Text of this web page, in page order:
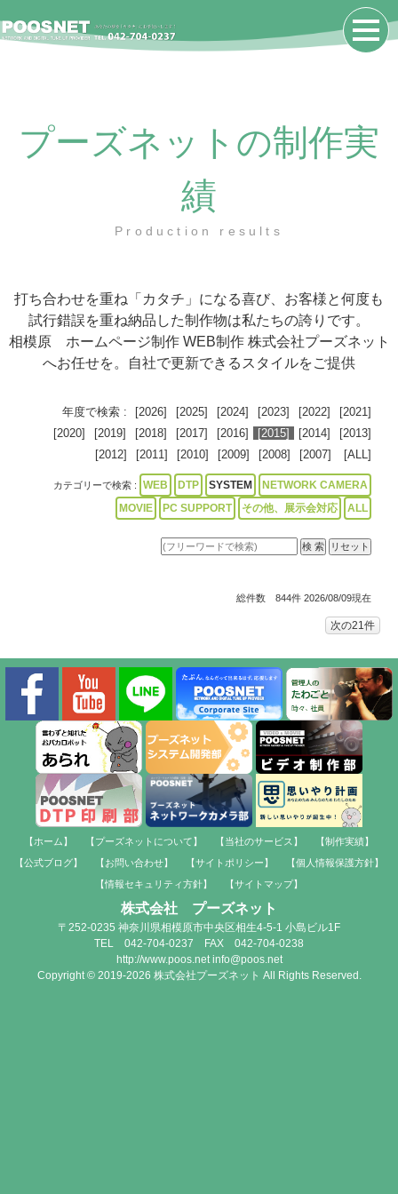
プーズネットの制作実
績
Production results
打ち合わせを重ね「カタチ」になる喜び、お客様と何度も
試行錯誤を重ね納品した制作物は私たちの誇りです。
相模原 ホームページ制作 WEB制作 株式会社プーズネット
へお任せを。自社で更新できるスタイルをご提供
年度で検索 : [2026] [2025] [2024] [2023] [2022]
[2021]
[2020]
[2019] [2018] [2017] [2016] [2015] [2014]
[2013]
[2012]
[2011] [2010] [2009] [2008] [2007] [ALL]
カテゴリーで検索 : WEB DTP SYSTEM
NETWORK CAMERA
MOVIE
PC SUPPORT その他、展示会対応 ALL
総件数 844件 2026/08/09現在
次の21件
【ホーム】 【プーズネットについて】 【当社のサービス】
【制作実績】
【公式ブログ】
【お問い合わせ】 【サイトポリシー】
【個人情報保護方針】
【情報セキュリティ方針】
【サイトマップ】
株式会社 プーズネット
〒252-0235 神奈川県相模原市中央区相生4-5-1 小島ビル1F
TEL 042-704-0237 FAX 042-704-0238
http://www.poos.net info@poos.net
Copyright © 2019-2026 株式会社プーズネット All Rights Reserved.